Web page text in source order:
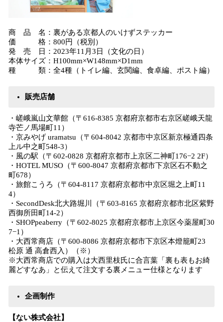
商 品 名：裏がある京都人のいけずステッカー
価 格：800円（税別）
発 売 日：2023年11月3日（文化の日）
本体サイズ：H100mm×W148mm×D1mm
種 類：全4種（トイレ編、玄関編、食卓編、ポスト編）
販売店舗
・嵯峨嵐山文華館（〒616-8385 京都府京都市右京区嵯峨天龍
寺芒ノ馬場町11）
・京みやげ uramatsu（〒604-8042 京都市中京区新京極通四条
上ル中之町548-3）
・風の駅（〒602-0828 京都府京都市上京区二神町176−2 2F）
・HOTEL MUSO（〒600-8047 京都府京都市下京区石不動之
町678）
・旅館こうろ（〒604-8117 京都府京都市中京区堀之上町11
4）
・SecondDesk北大路堀川（〒603-8165 京都府京都市北区紫野
西御所田町14-2）
・SHOPpeaberry（〒602-8025 京都府京都市上京区今薬屋町30
7−1）
・大西常商店（〒600-8086 京都府京都市下京区本燈籠町23
松原 通 高倉西入）（※）
※大西常商店での購入は大西里枝氏に合言葉「裏も表もお綺
麗どすなあ」と伝えて注文する裏メニュー仕様となります
企画制作
【ない株式会社】